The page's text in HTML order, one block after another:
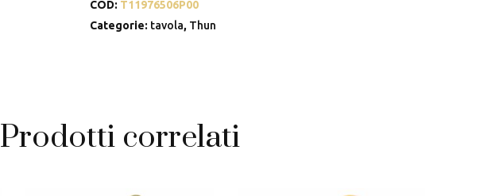
in
vetro
COD: T11976506P00
Categorie: tavola, Thun
Prodotti correlati